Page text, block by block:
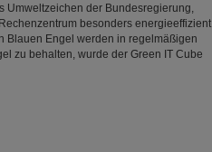
Umweltzeichen der Bundesregierung,
besonders energieeffizient
Blauen Engel werden in regelmäßigen
zu behalten, wurde der Green IT Cube